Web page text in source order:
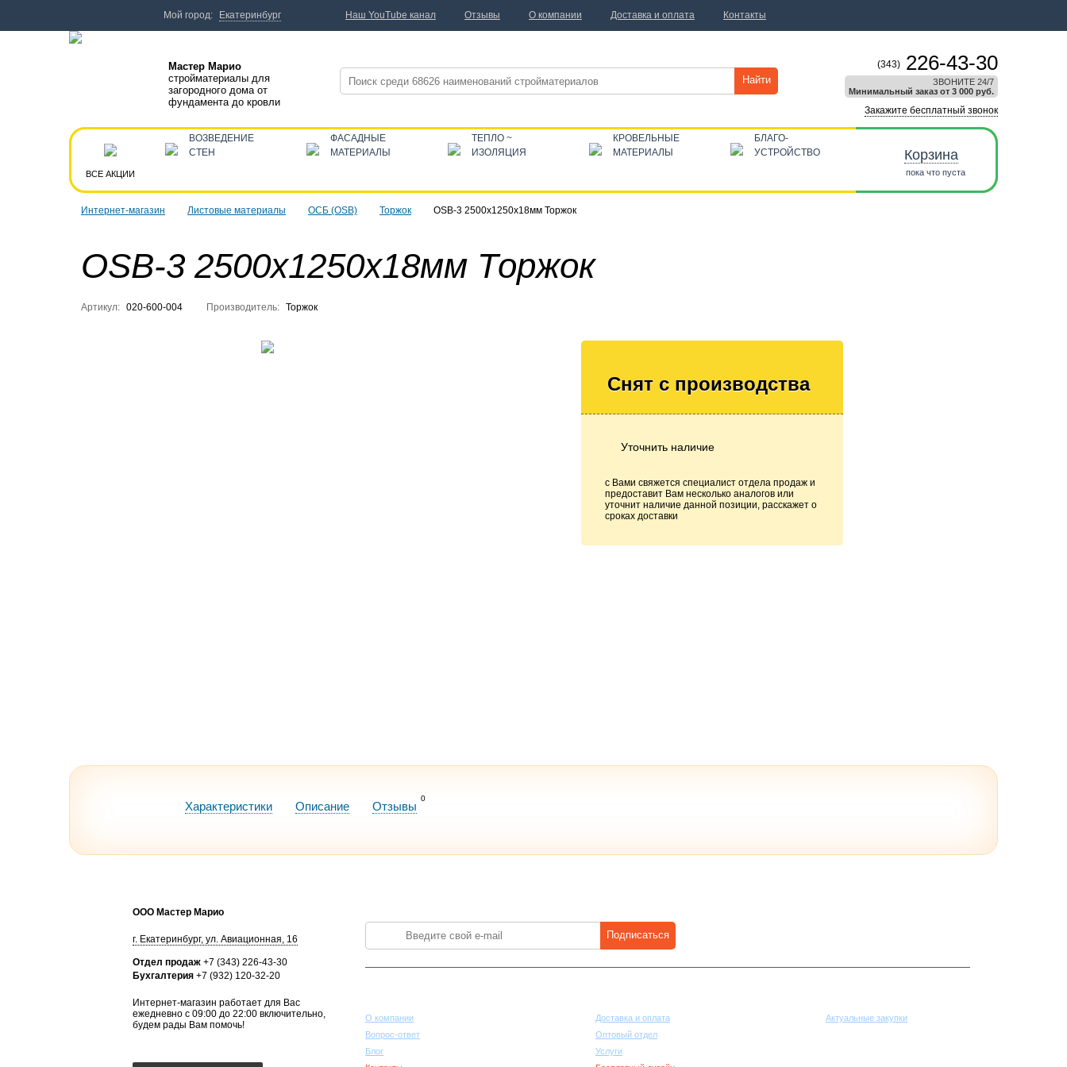
Интернет-магазин Листовые материалы ОСБ (OSB) Торжок OSB-3 2500х1250х18мм Торжок
OSB-3 2500х1250х18мм Торжок
Артикул: 020-600-004 Производитель: Торжок
Снят с производства
Уточнить наличие
с Вами свяжется специалист отдела продаж и
предоставит Вам несколько аналогов или
уточнит наличие данной позиции, расскажет о
сроках доставки
Характеристики Описание Отзывы
0
Мастер Марио
стройматериалы для
загородного дома от
фундамента до кровли
Найти
(343) 226-43-30
ЗВОНИТЕ 24/7
Минимальный заказ от 3 000 руб.
Закажите бесплатный звонок
ВСЕ АКЦИИ
ВОЗВЕДЕНИЕ
СТЕН
ФАСАДНЫЕ
МАТЕРИАЛЫ
ТЕПЛО ~
ИЗОЛЯЦИЯ
КРОВЕЛЬНЫЕ
МАТЕРИАЛЫ
БЛАГО-
УСТРОЙСТВО
Корзина
пока что пуста
ООО Мастер Марио
г. Екатеринбург, ул. Авиационная, 16
Отдел продаж +7 (343) 226-43-30
Бухгалтерия +7 (932) 120-32-20
Интернет-магазин работает для Вас
ежедневно с 09:00 до 22:00 включительно,
будем рады Вам помочь!
Подписаться
О компании
Вопрос-ответ
Блог
Доставка и оплата
Оптовый отдел
Услуги
Актуальные закупки
Мой город: Екатеринбург Наш YouTube канал Отзывы О компании Доставка и оплата Контакты